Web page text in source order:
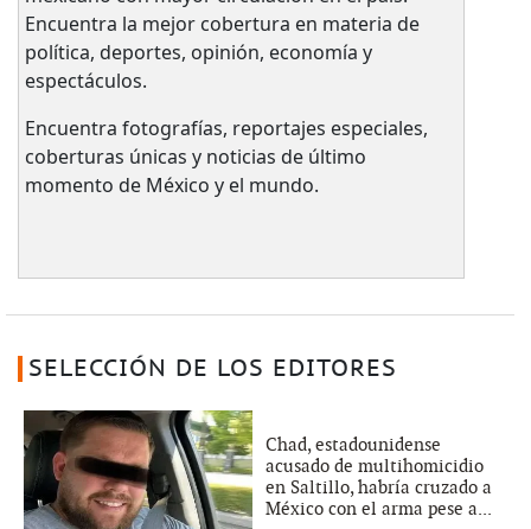
Encuentra la mejor cobertura en materia de
política, deportes, opinión, economía y
espectáculos.
Encuentra fotografías, reportajes especiales,
coberturas únicas y noticias de último
momento de México y el mundo.
SELECCIÓN DE LOS EDITORES
Chad, estadounidense
acusado de multihomicidio
en Saltillo, habría cruzado a
México con el arma pese a...